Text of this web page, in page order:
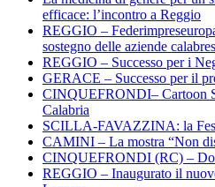
efficace: l’incontro a Reggio
REGGIO –
sostegno delle aziende
REGGIO – Successo per i
GERACE – Successo per il
CINQUEFRONDI– Cartoon
Calabria
SCILLA-FAVAZZINA: la
CAMINI – La mostra “Non
CINQUEFRONDI (RC) –
REGGIO – Inaugurato il